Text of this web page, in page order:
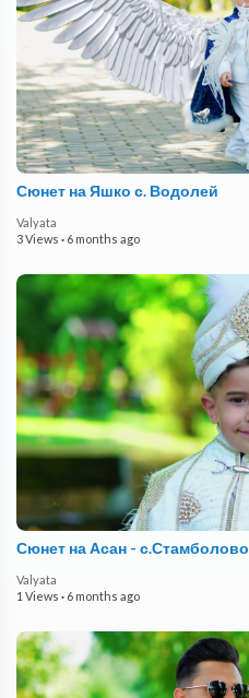
Сюнет на Яшко с. Водолей
Valyata
3 Views · 6 months ago
Сюнет на Асан - с.Стамболово
Valyata
1 Views · 6 months ago